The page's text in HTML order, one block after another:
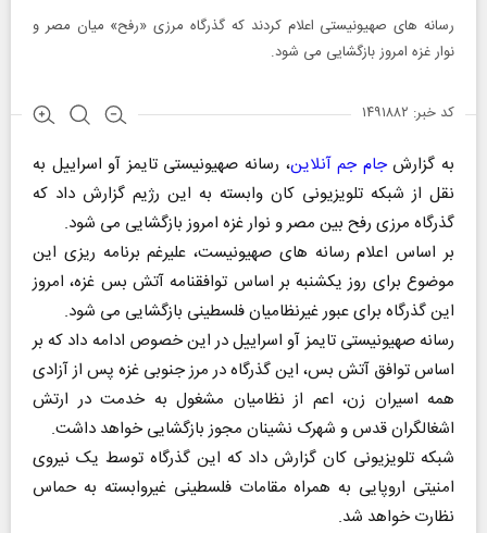
رسانه های صهیونیستی اعلام کردند که گذرگاه مرزی «رفح» میان مصر و
نوار غزه امروز بازگشایی می شود.
کد خبر: ۱۴۹۱۸۸۲
به گزارشجام جم آنلاین، رسانه صهیونیستی تایمز آو اسراییل به
نقل از شبکه تلویزیونی کان وابسته به این رژیم گزارش داد که
گذرگاه مرزی رفح بین مصر و نوار غزه امروز بازگشایی می شود.
بر اساس اعلام رسانه های صهیونیست، علیرغم برنامه ریزی این
موضوع برای روز یکشنبه بر اساس توافقنامه آتش بس غزه، امروز
این گذرگاه برای عبور غیرنظامیان فلسطینی بازگشایی می شود.
رسانه صهیونیستی تایمز آو اسراییل در این خصوص ادامه داد که بر
اساس توافق آتش بس، این گذرگاه در مرز جنوبی غزه پس از آزادی
همه اسیران زن، اعم از نظامیان مشغول به خدمت در ارتش
اشغالگران قدس و شهرک نشینان مجوز بازگشایی خواهد داشت.
شبکه تلویزیونی کان گزارش داد که این گذرگاه توسط یک نیروی
امنیتی اروپایی به همراه مقامات فلسطینی غیروابسته به حماس
نظارت خواهد شد.